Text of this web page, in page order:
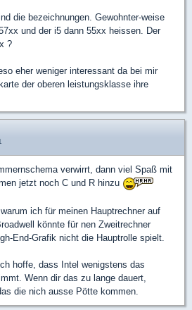
die bezeichnungen. Gewohnter-weise
und der i5 dann 55xx heissen. Der
?
eher weniger interessant da bei mir
der oberen leistungsklasse ihre
verwirrt, dann viel Spaß mit
jetzt noch C und R hinzu
ich für meinen Hauptrechner auf
könnte für nen Zweitrechner
End-Grafik nicht die Hauptrolle spielt.
hoffe, dass Intel wenigstens das
Wenn dir das zu lange dauert,
die nich ausse Pötte kommen.